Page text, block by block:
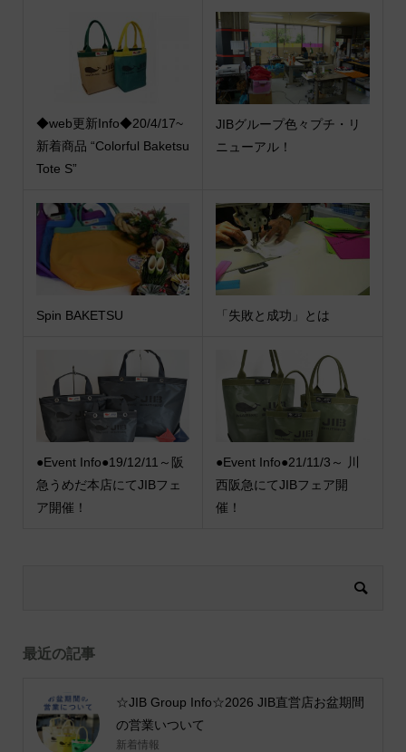
◆web更新Info◆20/4/17~
新着商品 “Colorful Baketsu
Tote S”
JIBグループ色々プチ・リ
ニューアル！
Spin BAKETSU 「失敗と成功」とは
●Event Info●19/12/11～阪
急うめだ本店にてJIBフェ
ア開催！
●Event Info●21/11/3～ 川
西阪急にてJIBフェア開
催！
最近の記事
☆JIB Group Info☆2026 JIB直営店お盆期間
の営業いついて
新着情報